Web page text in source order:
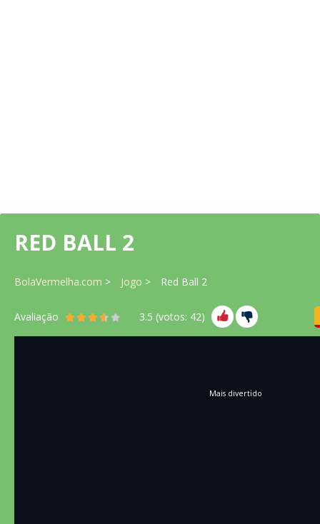
RED BALL 2
BolaVermelha.com Jogo Red Ball 2
Avaliação 3.5 (votos: 42)
Mais divertido